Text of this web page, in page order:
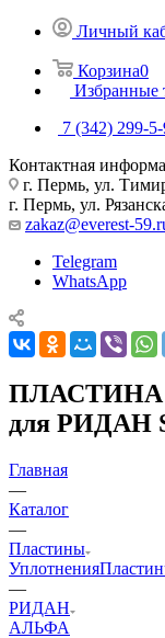
Личный
Корзина0
Избранные
7 (342) 299-
Контактная
г. Пермь, ул.
г. Пермь, ул.
zakaz@everest-
Telegram
WhatsApp
ПЛАСТИНА
для РИДАН
Главная
—
Каталог
—
Пластины
Уплотнения
—
РИДАН
АЛЬФА